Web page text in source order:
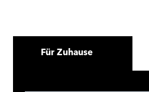
Für Zuhause